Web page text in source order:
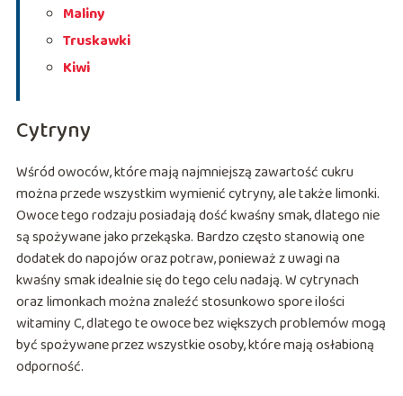
Maliny
Truskawki
Kiwi
Cytryny
Wśród owoców, które mają najmniejszą zawartość cukru
można przede wszystkim wymienić cytryny, ale także limonki.
Owoce tego rodzaju posiadają dość kwaśny smak, dlatego nie
są spożywane jako przekąska. Bardzo często stanowią one
dodatek do napojów oraz potraw, ponieważ z uwagi na
kwaśny smak idealnie się do tego celu nadają. W cytrynach
oraz limonkach można znaleźć stosunkowo spore ilości
witaminy C, dlatego te owoce bez większych problemów mogą
być spożywane przez wszystkie osoby, które mają osłabioną
odporność.